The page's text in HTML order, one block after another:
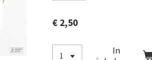
€ 2,50
In